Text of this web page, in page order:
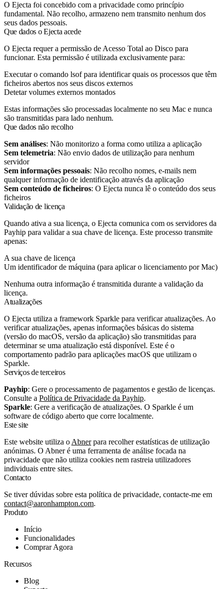
O Ejecta foi concebido com a privacidade como princípio
fundamental. Não recolho, armazeno nem transmito nenhum dos
seus dados pessoais.
Que dados o Ejecta acede
O Ejecta requer a permissão de Acesso Total ao Disco para
funcionar. Esta permissão é utilizada exclusivamente para:
Executar o comando lsofpara identificar quais os processos que têm
ficheiros abertos nos seus discos externos
Detetar volumes externos montados
Estas informações são processadas localmente no seu Mac e nunca
são transmitidas para lado nenhum.
Que dados não recolho
Sem análises: Não monitorizo a forma como utiliza a aplicação
Sem telemetria: Não envio dados de utilização para nenhum
servidor
Sem informações pessoais: Não recolho nomes, e-mails nem
qualquer informação de identificação através da aplicação
Sem conteúdo de ficheiros: O Ejecta nunca lê o conteúdo dos seus
ficheiros
Validação de licença
Quando ativa a sua licença, o Ejecta comunica com os servidores da
Payhip para validar a sua chave de licença. Este processo transmite
apenas:
A sua chave de licença
Um identificador de máquina (para aplicar o licenciamento por Mac)
Nenhuma outra informação é transmitida durante a validação da
licença.
Atualizações
O Ejecta utiliza a framework Sparkle para verificar atualizações. Ao
verificar atualizações, apenas informações básicas do sistema
(versão do macOS, versão da aplicação) são transmitidas para
determinar se uma atualização está disponível. Este é o
comportamento padrão para aplicações macOS que utilizam o
Sparkle.
Serviços de terceiros
Payhip: Gere o processamento de pagamentos e gestão de licenças.
Consulte a Política de Privacidade da Payhip.
Sparkle: Gere a verificação de atualizações. O Sparkle é um
software de código aberto que corre localmente.
Este site
Este website utiliza o Abnerpara recolher estatísticas de utilização
anónimas. O Abner é uma ferramenta de análise focada na
privacidade que não utiliza cookies nem rastreia utilizadores
individuais entre sites.
Contacto
Se tiver dúvidas sobre esta política de privacidade, contacte-me em
contact@aaronhampton.com.
Produto
Início
Funcionalidades
Comprar Agora
Recursos
Blog